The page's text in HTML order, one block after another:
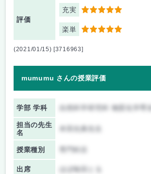
評価
充実 5
楽単 5
(2021/01/15) [3716963]
mumumu さんの授業評価
学部 学科 自然科学研究科 物質化学専攻
担当の先生
名
授業種別
出席 ほぼ毎回とる